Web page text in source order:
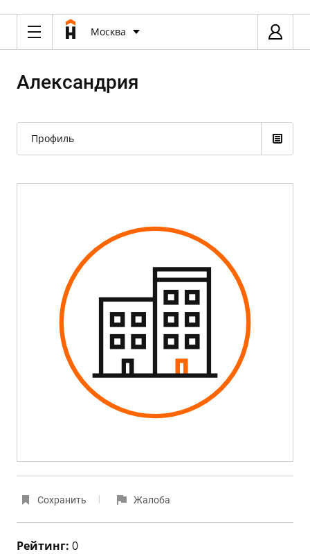
Москва
Александрия
Профиль
Сохранить Жалоба
Рейтинг: 0